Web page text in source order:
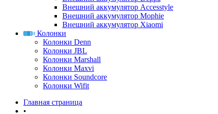
Внешний аккумулятор Accesstyle
Внешний аккумулятор Mophie
Внешний аккумулятор Xiaomi
Колонки
Колонки Denn
Колонки JBL
Колонки Marshall
Колонки Maxvi
Колонки Soundcore
Колонки Wifit
Главная страница
•